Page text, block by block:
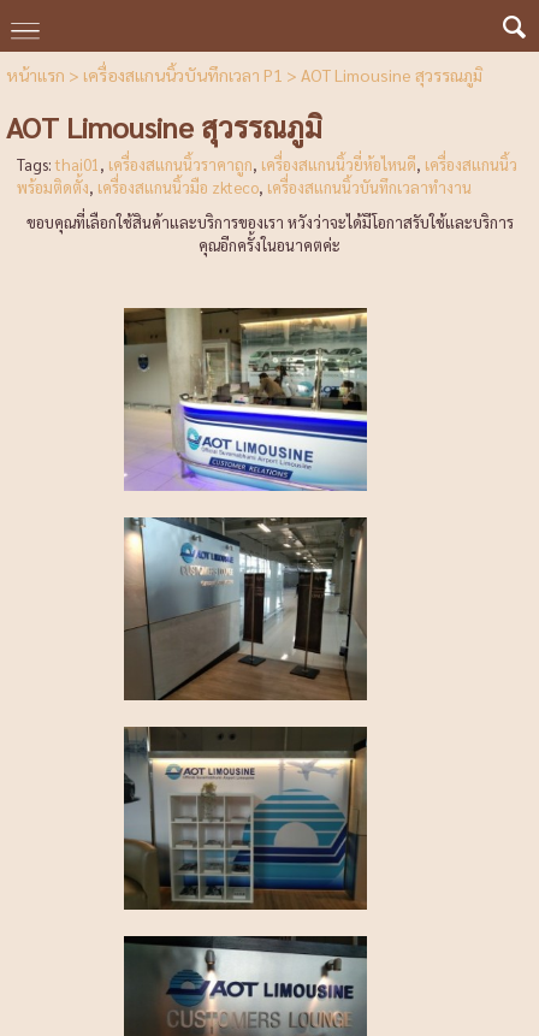
หน้าแรก > เครื่องสแกนนิ้วบันทึกเวลา P1 > AOT Limousine สุวรรณภูมิ
AOT Limousine สุวรรณภูมิ
Tags:thai01 , เครื่องสแกนนิ้วราคาถูก, เครื่องสแกนนิ้วยี่ห้อไหนดี, เครื่องสแกนนิ้ว
พร้อมติดตั้ง, เครื่องสแกนนิ้วมือ zkteco, เครื่องสแกนนิ้วบันทึกเวลาทำงาน
ขอบคุณที่เลือกใช้สินค้าและบริการของเรา หวังว่าจะได้มีโอกาสรับใช้และบริการ
คุณอีกครั้งในอนาคตค่ะ